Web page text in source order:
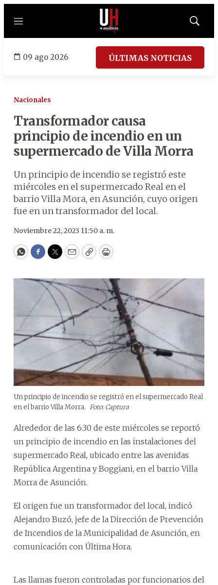
Menú
Mostrar
09 ago 2026 ÚLTIMAS NOTICIAS
Nacionales
Transformador causa
principio de incendio en un
supermercado de Villa Morra
Un principio de incendio se registró este
miércoles en el supermercado Real en el
barrio Villa Mora, en Asunción, cuyo origen
fue en un transformador del local.
Noviembre 22, 2023 11:50 a. m.
WhatsApp
Facebook
Twitter
EmailCopyPrint
Un principio de incendio se registró en el supermercado Real
en el barrio Villa Morra. Foto: Captura
Alrededor de las 6.30 de este miércoles se reportó
un principio de incendio en las instalaciones del
supermercado Real, ubicado entre las avenidas
República Argentina y Boggiani, en el barrio Villa
Morra de Asunción.
El origen fue un transformador del local, indicó
Alejandro Buzó, jefe de la Dirección de Prevención
de Incendios de la Municipalidad de Asunción, en
comunicación con Última Hora.
Las llamas fueron controladas por funcionarios del